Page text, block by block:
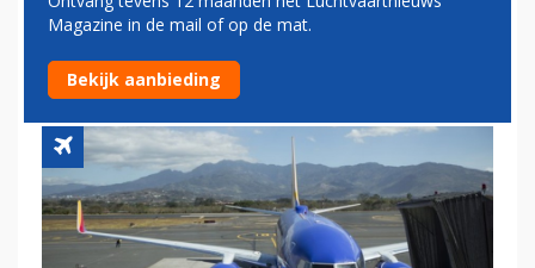
SOUTHWEST NA
COMPUTERSTORING
Magazine in de mail of op de mat.
Bekijk aanbieding